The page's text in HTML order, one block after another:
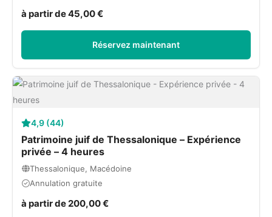
à partir de 45,00 €
Réservez maintenant
4,9 (44)
Patrimoine juif de Thessalonique – Expérience
privée – 4 heures
Thessalonique, Macédoine
Annulation gratuite
à partir de 200,00 €